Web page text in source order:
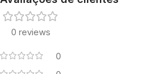
0 reviews
0